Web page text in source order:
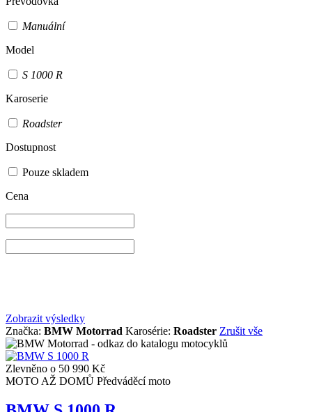
Manuální
Model
S 1000 R
Karoserie
Roadster
Dostupnost
Pouze skladem
Cena
Zobrazit výsledky
Značka: BMW Motorrad Karosérie: Roadster Zrušit vše
Zlevněno o 50 990 Kč
MOTO AŽ DOMŮ Předváděcí moto